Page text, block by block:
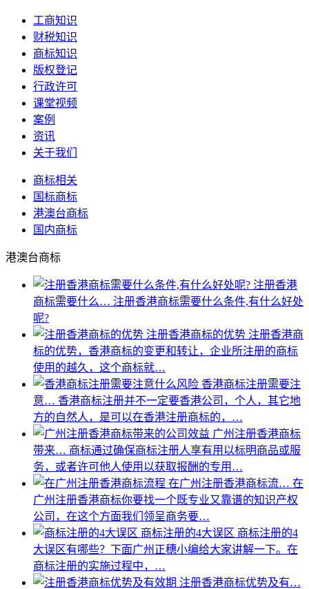
工商知识
财税知识
商标知识
版权登记
行政许可
课堂视频
案例
资讯
关于我们
商标相关
国标商标
港澳台商标
国内商标
港澳台商标
注册香港
商标需要什么… 注册香港商标需要什么条件,有什么好处
呢?
注册香港商标的优势 注册香港商
标的优势，香港商标的变更和转让，企业所注册的商标
使用的越久，这个商标就…
香港商标注册需要注
意… 香港商标注册并不一定要香港公司，个人，其它地
方的自然人，是可以在香港注册商标的，…
广州注册香港商标
带来… 商标通过确保商标注册​人享有用以标明商品或服
务，或者许可他人使用以获取报酬的专用…
在广州注册香港商标流… 在
广州注册香港商标你要找一个既专业又靠谱的知识产权
公司，在这个方面我们领呈商务要…
商标注册的4大误区 商标注册的4
大误区有哪些？下面广州正穗小编给大家讲解一下。在
商标注册的实施过程中，…
注册香港商标优势及有…